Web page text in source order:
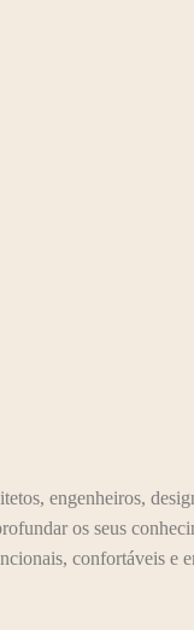
engenheiros,
os seus
confortáveis e